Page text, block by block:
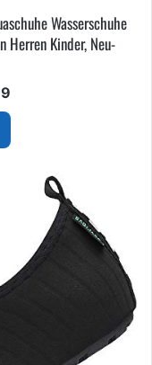
Wasserschuhe
Herren Kinder, Neu-
€35,99